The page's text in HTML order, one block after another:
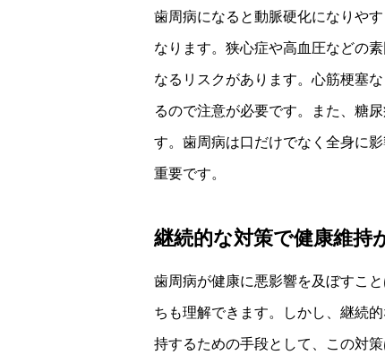
歯周病になると動脈硬化になりや
なります。狭心症や高血圧などの
なるリスクがあります。心筋梗塞
るので注意が必要です。また、糖
す。歯周病は口だけでなく全身に
重要です。
継続的な対策で健康維持
歯周病が健康に悪影響を及ぼすこ
ちも理解できます。しかし、継続
持するための手段として、この対